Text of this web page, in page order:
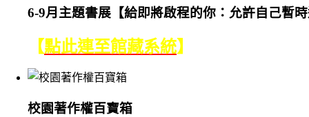
6-9月主題書展【給即將啟程的你：允許自己暫
【點此連至館藏系統】
校園著作權百寶箱